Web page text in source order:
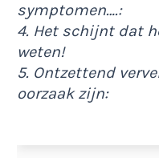
symptomen….:
4. Het schijnt dat
weten!
5. Ontzettend
oorzaak zijn: